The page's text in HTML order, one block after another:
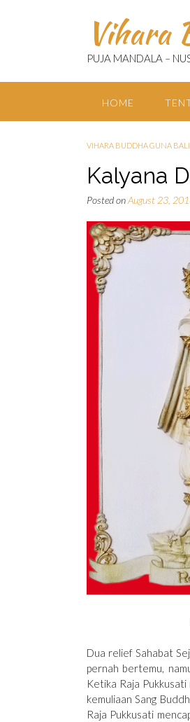
Vihara
PUJA MANDALA –
HOME
VIHARA BUDDHA GUNA BALI
Kalyana
Posted onAugust 23,
Dua relief Sahabat
pernah bertemu,
Ketika Raja
kemuliaan Sang
Raja Pukkusati